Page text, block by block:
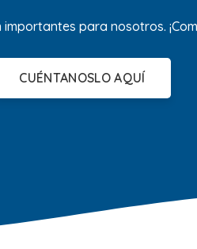
para nosotros.
CUÉNTANOSLO AQUÍ